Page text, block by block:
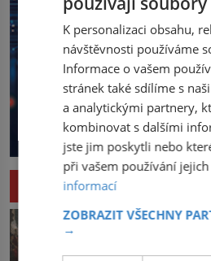
HISTORIE
Pád
V horké letní
K personalizaci obsahu,
návštěvnosti používáme
Informace o vašem
stránek také sdílíme s
a analytickými partnery,
kombinovat s dalšími
jste jim poskytli nebo
při vašem používání
informací
ZOBRAZIT VŠECHNY
→